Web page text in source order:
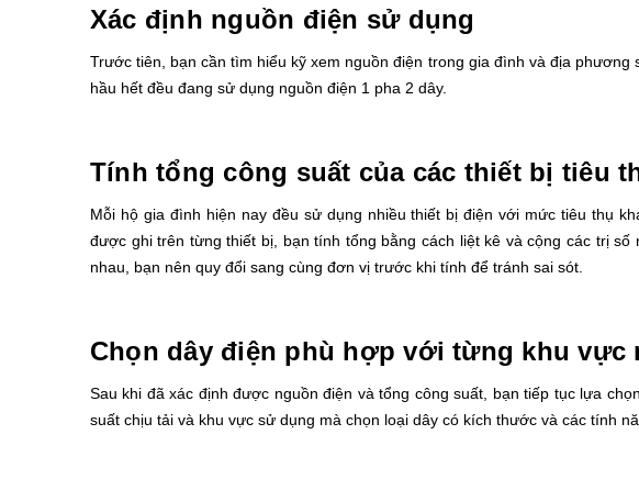
Xác định nguồn điện sử dụng
Trước tiên, bạn cần tìm hiểu kỹ xem nguồn điện trong gia đình và địa
hầu hết đều đang sử dụng nguồn điện 1 pha 2 dây.
Tính tổng công suất của các thiết bị tiêu
Mỗi hộ gia đình hiện nay đều sử dụng nhiều thiết bị điện với mức tiêu thụ
được ghi trên từng thiết bị, bạn tính tổng bằng cách liệt kê và cộng các trị
nhau, bạn nên quy đổi sang cùng đơn vị trước khi tính để tránh sai sót.
Chọn dây điện phù hợp với từng khu vực
Sau khi đã xác định được nguồn điện và tổng công suất, bạn tiếp tục lựa
suất chịu tải và khu vực sử dụng mà chọn loại dây có kích thước và các tính